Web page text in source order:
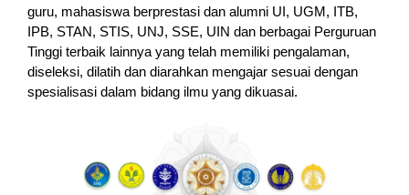
guru, mahasiswa berprestasi dan alumni UI, UGM, ITB,
IPB, STAN, STIS, UNJ, SSE, UIN dan berbagai Perguruan
Tinggi terbaik lainnya yang telah memiliki pengalaman,
diseleksi, dilatih dan diarahkan mengajar sesuai dengan
spesialisasi dalam bidang ilmu yang dikuasai.